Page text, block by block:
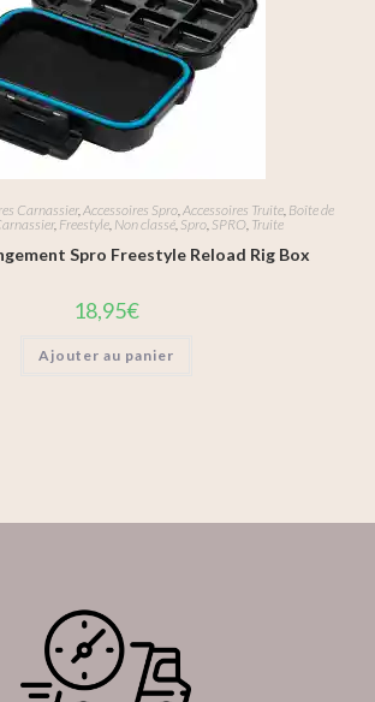
Carnassier, Accessoires Spro Accessoires Truite Boîte de
, Freestyle Non classé Spro SPRO Truite
Spro Freestyle Reload Rig Box
18,95€
Ajouter au panier